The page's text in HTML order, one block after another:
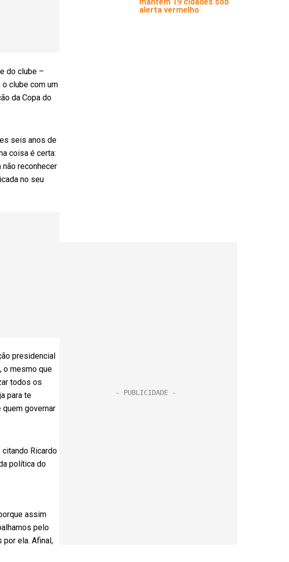
do clube –
clube com um
da Copa do
seis anos de
coisa é certa:
reconhecer
no seu
presidencial
o mesmo que
todos os
para te
governar
Ricardo
política do
assim
pelo
ela. Afinal,